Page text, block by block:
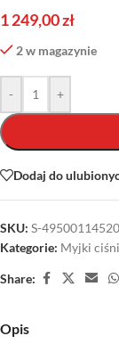
1 249,00zł
2 w magazynie
- +
Dodaj do
SKU: S-49500114520
Kategorie: Myjki
Share:
Opis